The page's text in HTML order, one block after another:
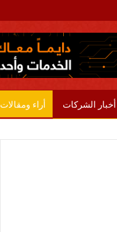
أخبار الشركات أراء ومقالات